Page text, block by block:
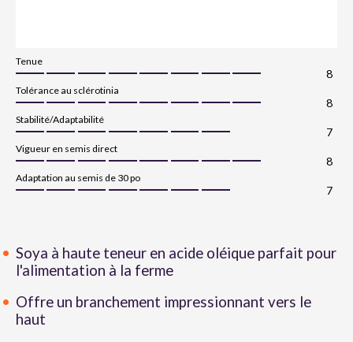
Tenue
8
Tolérance au sclérotinia
8
Stabilité/Adaptabilité
7
Vigueur en semis direct
8
Adaptation au semis de 30 po
7
Soya à haute teneur en acide oléique parfait pour
l'alimentation à la ferme
Offre un branchement impressionnant vers le
haut